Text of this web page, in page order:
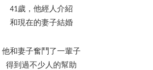
41歲，他經人介紹
和現在的妻子結婚
他和妻子奮鬥了一輩子
得到過不少人的幫助